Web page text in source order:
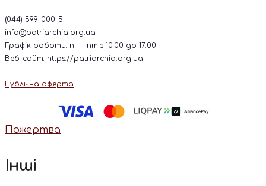
(044) 599-000-5
info@patriarchia.org.ua
Графік роботи: пн – пт з 10:00 до 17:00
Веб-сайт: https://patriarchia.org.ua
Публічна оферта
Пожертва
Інші